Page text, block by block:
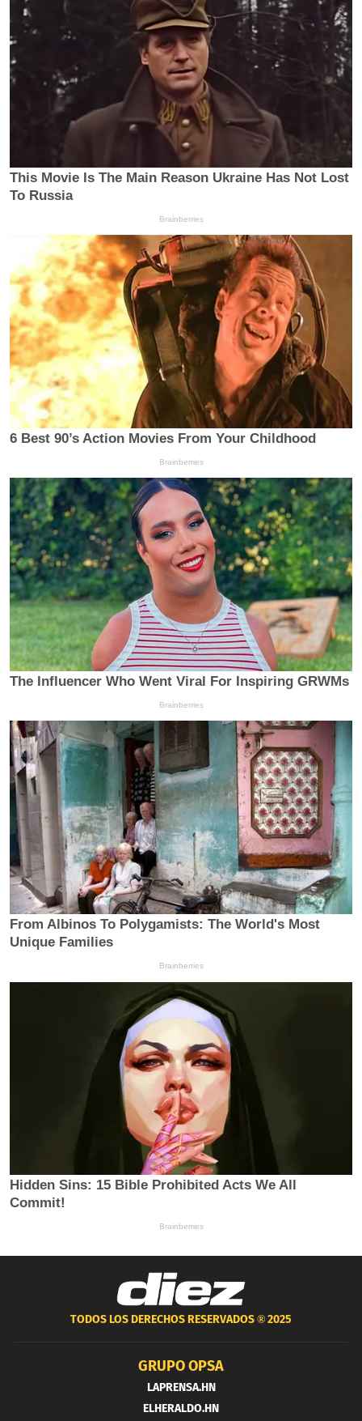
TODOS LOS DERECHOS RESERVADOS ®2025
GRUPO OPSA
LAPRENSA.HN
ELHERALDO.HN